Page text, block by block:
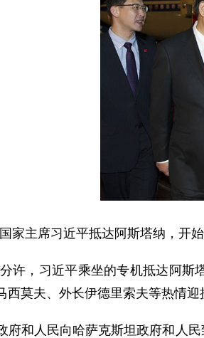
主席习近平抵达阿斯塔纳，开始
，习近平乘坐的专机抵达阿斯
西莫夫、外长伊德里索夫等热情迎
和人民向哈萨克斯坦政府和人民